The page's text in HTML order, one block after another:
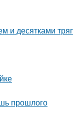
десятками
прошлого